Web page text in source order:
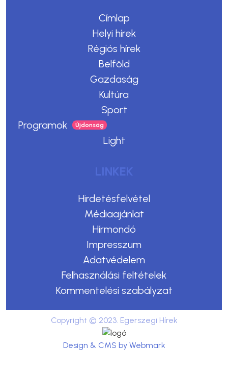
Címlap
Helyi hírek
Régiós hírek
Belföld
Gazdaság
Kultúra
Sport
Programok
Light
LINKEK
Hirdetésfelvétel
Médiaajánlat
Hírmondó
Impresszum
Adatvédelem
Felhasználási feltételek
Kommentelési szabályzat
Copyright © 2023. Egerszegi Hírek
Design & CMS by Webmark